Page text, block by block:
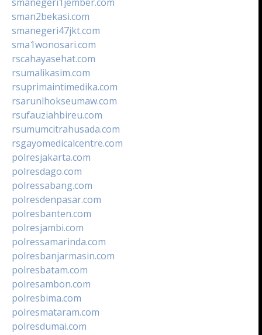
sman2bekasi.com
smanegeri47jkt.com
sma1wonosari.com
rscahayasehat.com
rsumalikasim.com
rsuprimaintimedika.com
rsarunlhokseumaw.com
rsufauziahbireu.com
rsumumcitrahusada.com
rsgayomedicalcentre.com
polresjakarta.com
polresdago.com
polressabang.com
polresdenpasar.com
polresbanten.com
polresjambi.com
polressamarinda.com
polresbanjarmasin.com
polresbatam.com
polresambon.com
polresbima.com
polresmataram.com
polresdumai.com